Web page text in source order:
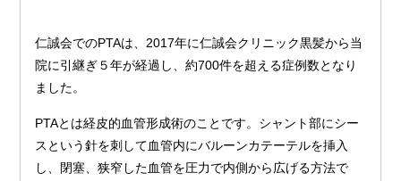
仁誠会でのPTAは、2017年に仁誠会クリニック黒髪から当
院に引継ぎ５年が経過し、約700件を超える症例数となり
ました。
PTAとは経皮的血管形成術のことです。シャント部にシー
スという針を刺して血管内にバルーンカテーテルを挿入
し、閉塞、狭窄した血管を圧力で内側から広げる方法で